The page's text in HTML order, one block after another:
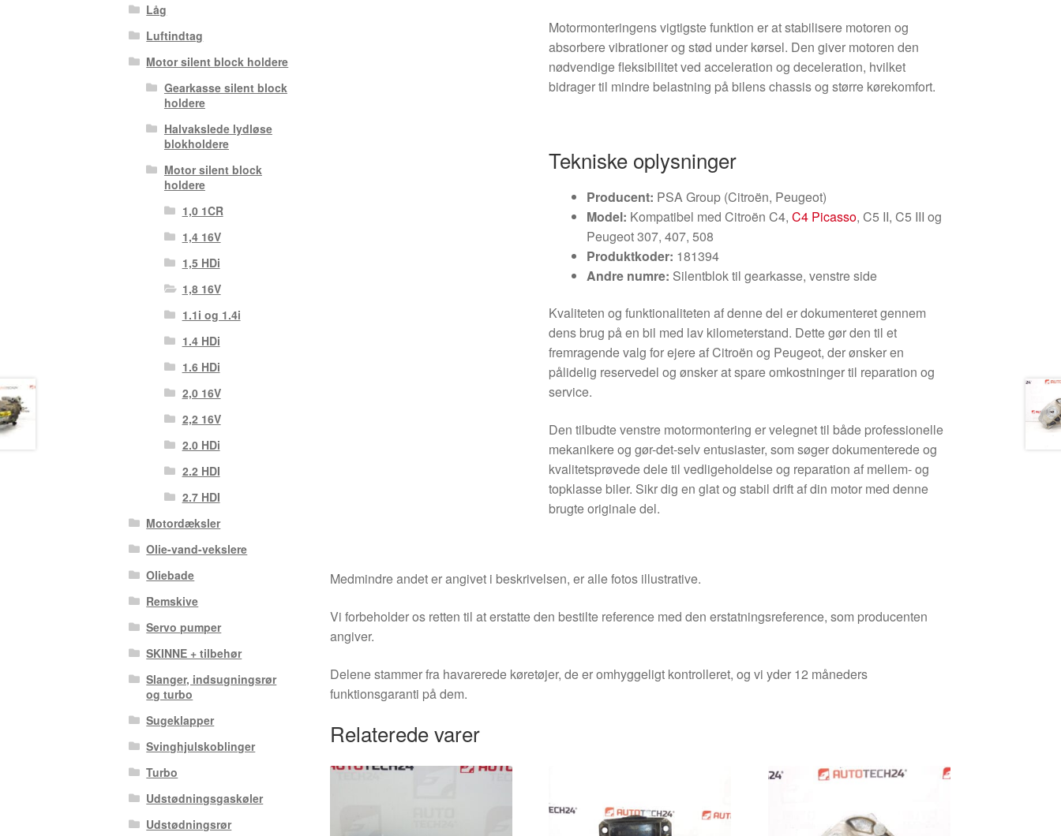
Motormonteringens vigtigste funktion er at stabilisere motoren og
absorbere vibrationer og stød under kørsel. Den giver motoren den
nødvendige fleksibilitet ved acceleration og deceleration, hvilket
bidrager til mindre belastning på bilens chassis og større kørekomfort.
Tekniske oplysninger
Producent: PSA Group (Citroën, Peugeot)
Model: Kompatibel med Citroën C4,C4 Picasso, C5 II, C5 III og
Peugeot 307, 407, 508
Produktkoder: 181394
Andre numre: Silentblok til gearkasse, venstre side
Kvaliteten og funktionaliteten af denne del er dokumenteret gennem
dens brug på en bil med lav kilometerstand. Dette gør den til et
fremragende valg for ejere af Citroën og Peugeot, der ønsker en
pålidelig reservedel og ønsker at spare omkostninger til reparation og
service.
Den tilbudte venstre motormontering er velegnet til både professionelle
mekanikere og gør-det-selv entusiaster, som søger dokumenterede og
kvalitetsprøvede dele til vedligeholdelse og reparation af mellem- og
topklasse biler. Sikr dig en glat og stabil drift af din motor med denne
brugte originale del.
Medmindre andet er angivet i beskrivelsen, er alle fotos illustrative.
Vi forbeholder os retten til at erstatte den bestilte reference med den erstatningsreference, som producenten
angiver.
Delene stammer fra havarerede køretøjer, de er omhyggeligt kontrolleret, og vi yder 12 måneders
funktionsgaranti på dem.
Relaterede varer
Låg
Luftindtag
Motor silent block holdere
Gearkasse silent block
holdere
Halvakslede lydløse
blokholdere
Motor silent block
holdere
1,0 1CR
1,4 16V
1,5 HDi
1,8 16V
1.1i og 1.4i
1.4 HDi
1.6 HDi
2,0 16V
2,2 16V
2.0 HDi
2.2 HDI
2.7 HDI
Motordæksler
Olie-vand-vekslere
Oliebade
Remskive
Servo pumper
SKINNE + tilbehør
Slanger, indsugningsrør
og turbo
Sugeklapper
Svinghjulskoblinger
Turbo
Udstødningsgaskøler
Udstødningsrør